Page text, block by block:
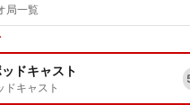
局一覧
ドキャスト
ドキャスト